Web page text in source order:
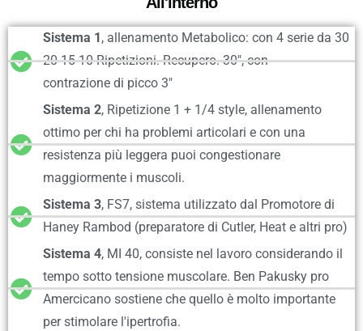
Sistema 1 , allenamento Metabolico: con 4 serie da ‪30
20 15 10 Ripetizioni. Recupero. 30", con
contrazione di picco 3"
Sistema 2, Ripetizione 1 + 1/4 style, allenamento
ottimo per chi ha problemi articolari e con una
resistenza più leggera puoi congestionare
maggiormente i muscoli.
Sistema 3, FS7, sistema utilizzato dal Promotore di
Haney Rambod (preparatore di Cutler, Heat e altri pro)
Sistema 4, MI 40, consiste nel lavoro considerando il
tempo sotto tensione muscolare. Ben Pakusky pro
Amercicano sostiene che quello è molto importante
per stimolare l'ipertrofia.